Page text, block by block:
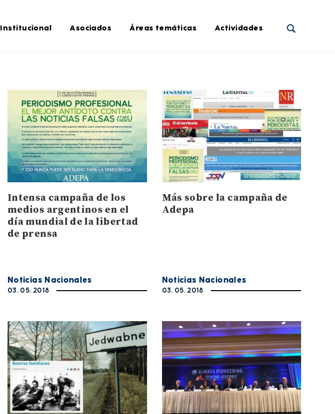
Institucional Asociados Áreas temáticas Actividades
Intensa campaña de los
medios argentinos en el
día mundial de la libertad
de prensa
Noticias Nacionales
03. 05. 2018
Más sobre la campaña de
Adepa
Noticias Nacionales
03. 05. 2018